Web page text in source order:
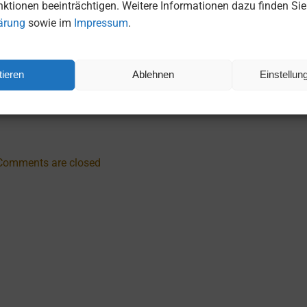
beeinträchtigen. Weitere Informationen dazu finden
sowie im Impressum.
Ablehnen
are closed